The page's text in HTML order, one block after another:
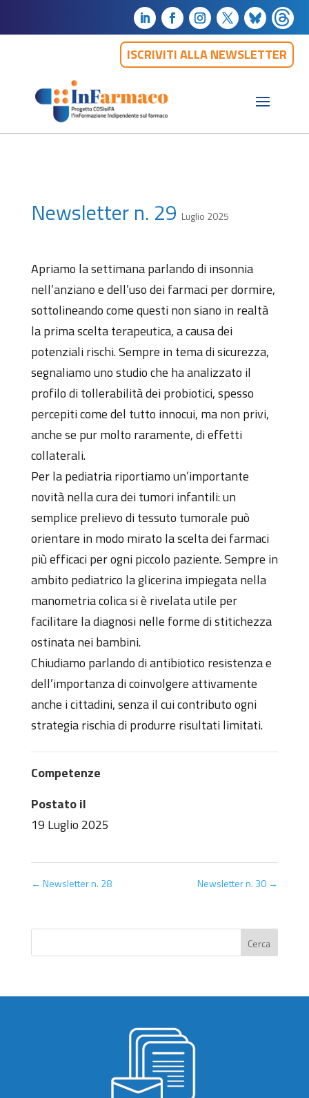
ISCRIVITI ALLA NEWSLETTER
Newsletter n. 29 Luglio 2025
Apriamo la settimana parlando di insonnia
nell’anziano e dell’uso dei farmaci per dormire,
sottolineando come questi non siano in realtà
la prima scelta terapeutica, a causa dei
potenziali rischi. Sempre in tema di sicurezza,
segnaliamo uno studio che ha analizzato il
profilo di tollerabilità dei probiotici, spesso
percepiti come del tutto innocui, ma non privi,
anche se pur molto raramente, di effetti
collaterali.
Per la pediatria riportiamo un’importante
novità nella cura dei tumori infantili: un
semplice prelievo di tessuto tumorale può
orientare in modo mirato la scelta dei farmaci
più efficaci per ogni piccolo paziente. Sempre in
ambito pediatrico la glicerina impiegata nella
manometria colica si è rivelata utile per
facilitare la diagnosi nelle forme di stitichezza
ostinata nei bambini.
Chiudiamo parlando di antibiotico resistenza e
dell’importanza di coinvolgere attivamente
anche i cittadini, senza il cui contributo ogni
strategia rischia di produrre risultati limitati.
Competenze
Postato il
19 Luglio 2025
← Newsletter n. 28 Newsletter n. 30 →
Cerca